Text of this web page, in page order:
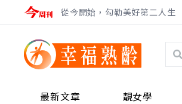
從今開始，勾勒美好第二人生
最新文章 靚女學